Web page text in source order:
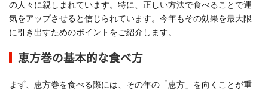
の人々に親しまれています。特に、正しい方法で食べることで運
気をアップさせると信じられています。今年もその効果を最大限
に引き出すためのポイントをご紹介します。
恵方巻の基本的な食べ方
まず、恵方巻を食べる際には、その年の「恵方」を向くことが重